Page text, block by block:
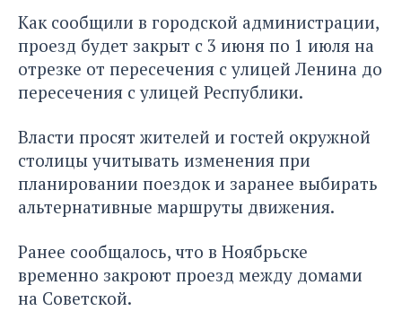
Как сообщили в городской администрации,
проезд будет закрыт с 3 июня по 1 июля на
отрезке от пересечения с улицей Ленина до
пересечения с улицей Республики.
Власти просят жителей и гостей окружной
столицы учитывать изменения при
планировании поездок и заранее выбирать
альтернативные маршруты движения.
Ранее сообщалось, что в Ноябрьске
временно закроют проезд между домами
на Советской.